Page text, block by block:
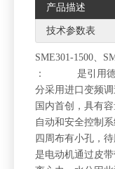
产品描述
技术参数表
SME301-1500、
： 是引用德国
分采用进口变频
国内首创，具有
自动和安全控制
四周布有小孔，
是电动机通过皮